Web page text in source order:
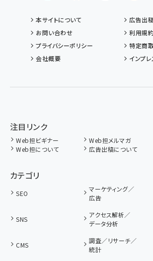
本サイトについて
広告出
お問い合わせ
利用規
プライバシーポリシー
特定商
会社概要
インプ
注目リンク
Web担ビギナー Web担メルマガ
Web担について
広告出稿について
カテゴリ
SEO
マーケティング／
広告
SNS
アクセス解析／
データ分析
CMS
調査／リサーチ／
統計